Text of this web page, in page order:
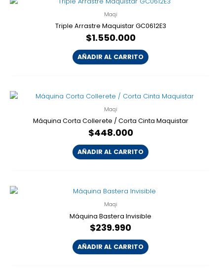
Maqi
Triple Arrastre Maquistar GC0612E3
$1.550.000
AÑADIR AL CARRITO
Maqi
Máquina Corta Collerete / Corta Cinta Maquistar
$448.000
AÑADIR AL CARRITO
Maqi
Máquina Bastera Invisible
$239.990
AÑADIR AL CARRITO